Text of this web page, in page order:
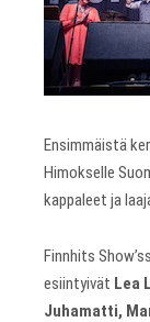
Ensimmäistä
Himokselle
kappaleet ja
Finnhits
esiintyivät Lea
Juhamatti,